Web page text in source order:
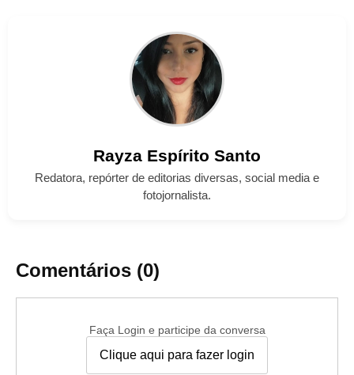
Rayza Espírito Santo
Redatora, repórter de editorias diversas, social media e
fotojornalista.
Comentários (0)
Faça Login e participe da conversa
Clique aqui para fazer login